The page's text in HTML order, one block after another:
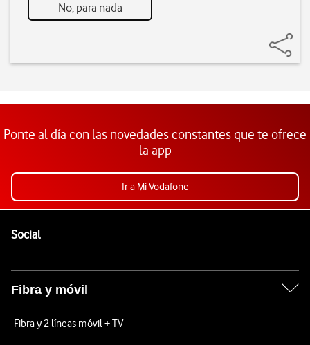
No, para nada
Ponte al día con las novedades constantes que te ofrece
la app
Ir a Mi Vodafone
SocialEnlaces a las redes sociales de Vodafone
Fibra y móvil
Fibra y 2 líneas móvil + TV